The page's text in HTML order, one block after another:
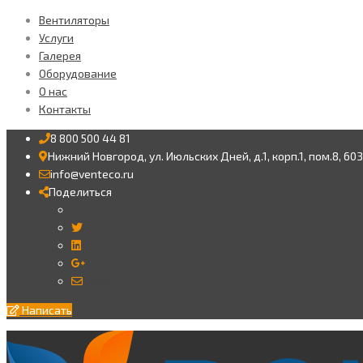
Вентиляторы
Услуги
Галерея
Оборудование
О нас
Контакты
8 800 500 44 81
Нижний Новгород, ул. Июльских Дней, д.1, корп.1, пом.8,
info@venteco.ru
Поделиться
Написать